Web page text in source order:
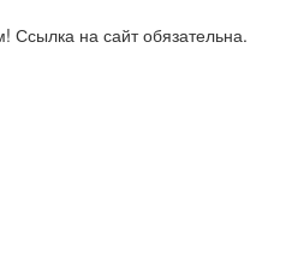
на сайт обязательна.